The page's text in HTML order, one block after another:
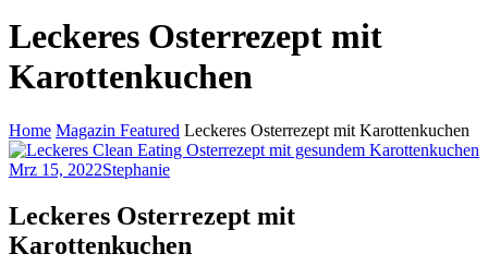
Leckeres Osterrezept mit
Karottenkuchen
Home Magazin Featured Leckeres Osterrezept mit Karottenkuchen
Mrz 15, 2022Stephanie
Leckeres Osterrezept mit
Karottenkuchen